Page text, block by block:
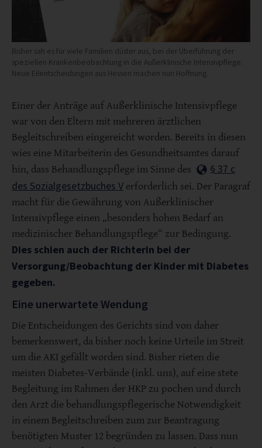
Bisher sah es für viele Familien düster aus, bei der Überführung der
speziellen Krankenbeobachtung in die Außerklinische Intensivpflege.
Neue Eilentscheidungen aus Hessen machen nun Hoffnung.
Einer der Anträge auf Außerklinische Intensivpflege
war von den Eltern mit mehreren ärztlichen
Begleitschreiben eingereicht worden. Bereits in diesen
wies eine Mitarbeiterin des Gesundheitsamtes darauf
hin, dass Behandlungspflege im Sinne des
§ 37 c
des Sozialgesetzbuches V erforderlich sei. Der Paragraf
macht für die Gewährung von Außerklinischer
Intensivpflege einen „besonders hohen Bedarf an
medizinischer Behandlungspflege“ zur Bedingung.
Dies schien auch der Richterin bei der
Versorgung/Beobachtung der Kinder mit Diabetes
gegeben.
Eine unerwartete Wendung
Die Entscheidungen des Gerichts sind von daher
bemerkenswert, da bisher noch keine Urteile im Streit
um die AKI gefällt worden sind. Bisher rieten die
meisten Diabetes-Verbände (inkl. uns), auf eine stete
Begleitung im Rahmen der HKP zu pochen und durch
den Arzt die behandlungspflegerische Notwendigkeit
in einem Begleitschreiben zum zur Beantragung
benötigten Muster 12 begründen zu lassen. Dass nun